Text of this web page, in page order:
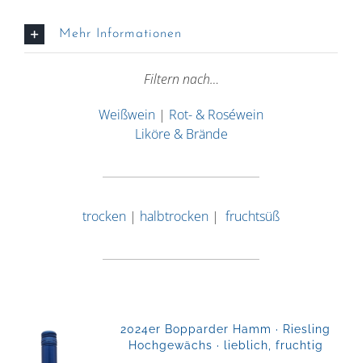
Mehr Informationen
Filtern nach…
Weißwein | Rot- & Roséwein
Liköre & Brände
trocken | halbtrocken | fruchtsüß
2024er Bopparder Hamm · Riesling
Hochgewächs · lieblich, fruchtig